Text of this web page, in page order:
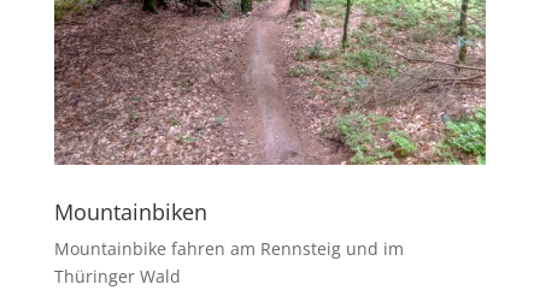
Mountainbiken
Mountainbike fahren am Rennsteig und im
Thüringer Wald